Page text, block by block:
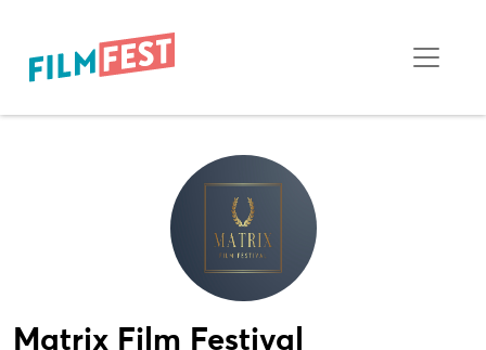
Matrix Film Festival